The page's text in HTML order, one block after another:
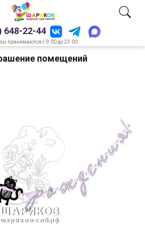
648-22-44
принимаются с 9.00 до 23.00
помещений